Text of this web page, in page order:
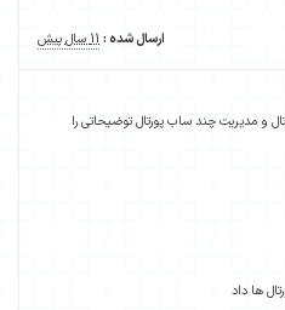
ارسال شده : 11 سال پیش
مدیریت چند ساب پورتال توضیحاتی را
ها داد